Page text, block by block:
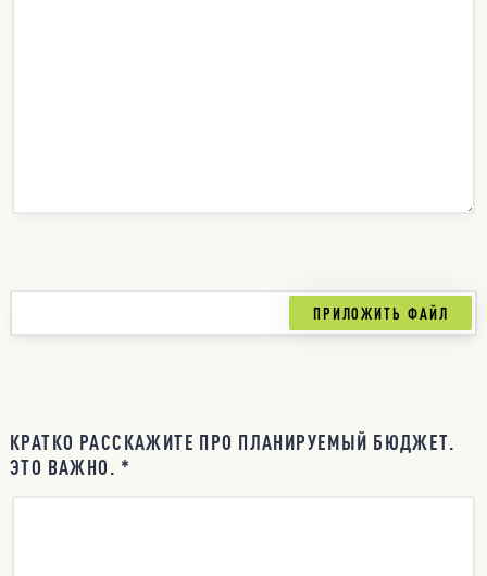
КРАТКО РАССКАЖИТЕ ПРО ПЛАНИРУЕМЫЙ БЮДЖЕТ.
ЭТО ВАЖНО. *